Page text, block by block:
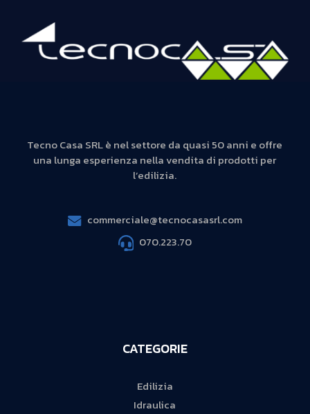
Tecno Casa SRL è nel settore da quasi 50 anni e offre
una lunga esperienza nella vendita di prodotti per
l’edilizia.
commerciale@tecnocasasrl.com
070.223.70
CATEGORIE
Edilizia
Idraulica